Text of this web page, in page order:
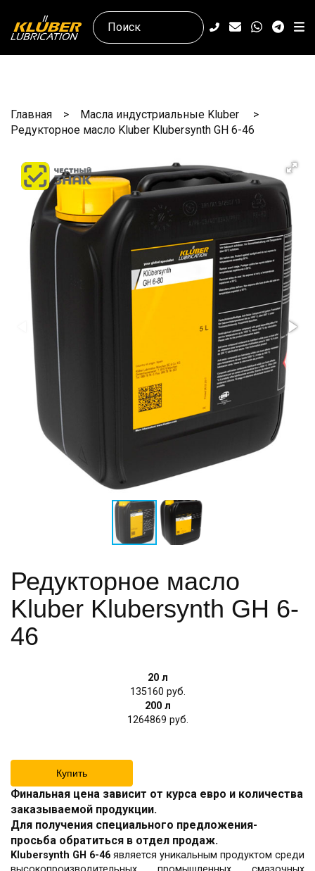
Главная
Масла индустриальные Kluber
Редукторное масло Kluber Klubersynth GH 6-46
Редукторное масло
Kluber Klubersynth GH 6-
46
20 л
135160
200 л
1264869
Купить
Финальная цена зависит от курса евро и количества
заказываемой продукции.
Для получения специального предложения-
просьба обратиться в отдел продаж.
Klubersynth GH 6-46 является уникальным продуктом среди